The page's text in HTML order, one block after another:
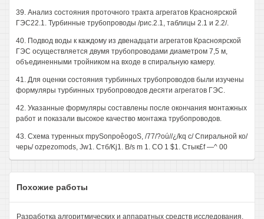
39. Анализ состояния проточного тракта агрегатов Красноярской
ГЭС22.1. Турбинные трубопроводы /рис.2.1, таблицы 2.1 и 2.2/.
40. Подвод воды к каждому из двенадцати агрегатов Красноярской
ГЭС осуществляется двумя трубопроводами диаметром 7,5 м,
объединенными тройником на входе в спиральную камеру.
41. Для оценки состояния турбинных трубопроводов были изучены
формуляры турбинных трубопроводов десяти агрегатов ГЭС.
42. Указанные формуляры составлены после окончания монтажных
работ и показали высокое качество монтажа трубопроводов.
43. Схема туренных mpySonpoêogoS, /77/?oú//¿/kq с/ Спиральной ко/
черь/ ozpezomods, Jw1. Стб/Kj1. B/s m 1. CO 1 $1. Стык£f —^ 00
Похожие работы
Разработка алгоритмических и аппаратных средств исследования,